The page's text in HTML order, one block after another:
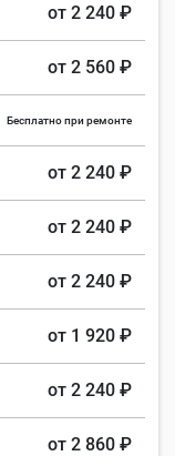
от 2 240 ₽
от 2 560 ₽
Бесплатно при ремонте
от 2 240 ₽
от 2 240 ₽
от 2 240 ₽
от 1 920 ₽
от 2 240 ₽
от 2 860 ₽